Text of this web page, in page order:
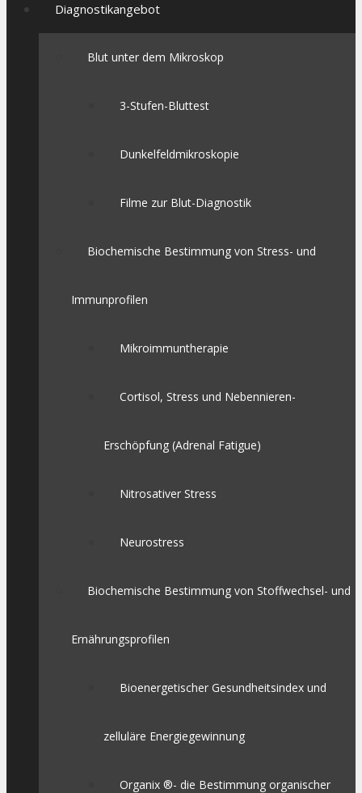
Diagnostikangebot
Blut unter dem Mikroskop
3-Stufen-Bluttest
Dunkelfeldmikroskopie
Filme zur Blut-Diagnostik
Biochemische Bestimmung von Stress- und
Immunprofilen
Mikroimmuntherapie
Cortisol, Stress und Nebennieren-
Erschöpfung (Adrenal Fatigue)
Nitrosativer Stress
Neurostress
Biochemische Bestimmung von Stoffwechsel- und
Ernährungsprofilen
Bioenergetischer Gesundheitsindex und
zelluläre Energiegewinnung
Organix ®- die Bestimmung organischer